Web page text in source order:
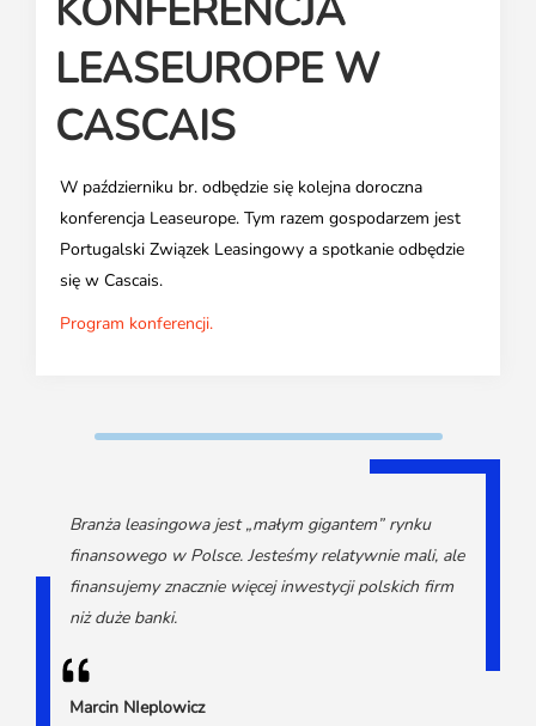
Partnerzy ZPL
Materiały do pobrania
Kontakt dla mediów
Klauzule informacyjne
KONFERENCJA
LEASEUROPE W
CASCAIS
W październiku br. odbędzie się kolejna doroczna
konferencja Leaseurope. Tym razem gospodarzem jest
Portugalski Związek Leasingowy a spotkanie odbędzie
się w Cascais.
Program konferencji.
Branża leasingowa jest „małym gigantem” rynku
finansowego w Polsce. Jesteśmy relatywnie mali, ale
finansujemy znacznie więcej inwestycji polskich firm
niż duże banki.
Marcin NIeplowicz